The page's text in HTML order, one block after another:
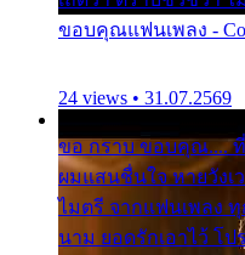
ขอบคุณแฟนเพลง -
24 views • 31.07.2569
ขอ กราบ ขอบคุณ....
ผมแสนชื่นใจ หายวังเ
ไมตรี จากแฟนเพลง
นาม ยอดรักเอาไว้ โป